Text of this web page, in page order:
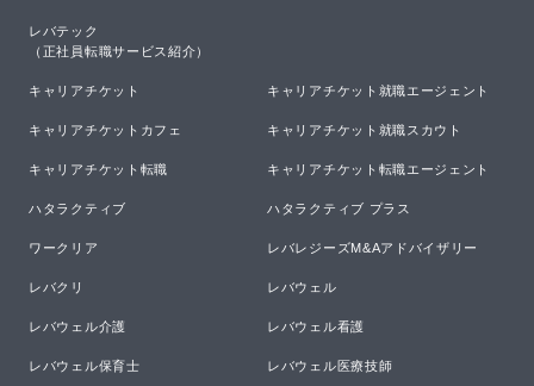
レバテック
（正社員転職サービス紹介）
キャリアチケット キャリアチケット就職エージェント
キャリアチケットカフェ キャリアチケット就職スカウト
キャリアチケット転職 キャリアチケット転職エージェント
ハタラクティブ ハタラクティブ プラス
ワークリア レバレジーズM&Aアドバイザリー
レバクリ レバウェル
レバウェル介護 レバウェル看護
レバウェル保育士 レバウェル医療技師